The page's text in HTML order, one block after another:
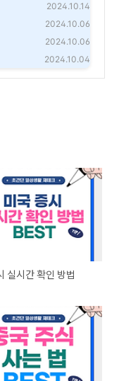
2024.10.14
2024.10.06
2024.10.06
2024.10.04
실시간 확인 방법